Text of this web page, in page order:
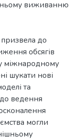
виживанню
призвела до
обсягів
міжнародному
шукати нові
та
ведення
могли